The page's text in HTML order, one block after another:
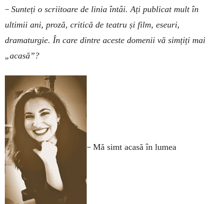
– Sunteți o scriitoare de linia întâi. Ați publicat mult în
ultimii ani, proză, critică de teatru și film, eseuri,
dramaturgie. În care dintre aceste domenii vă simțiți mai
„acasă”?
– Mă simt acasă în lumea